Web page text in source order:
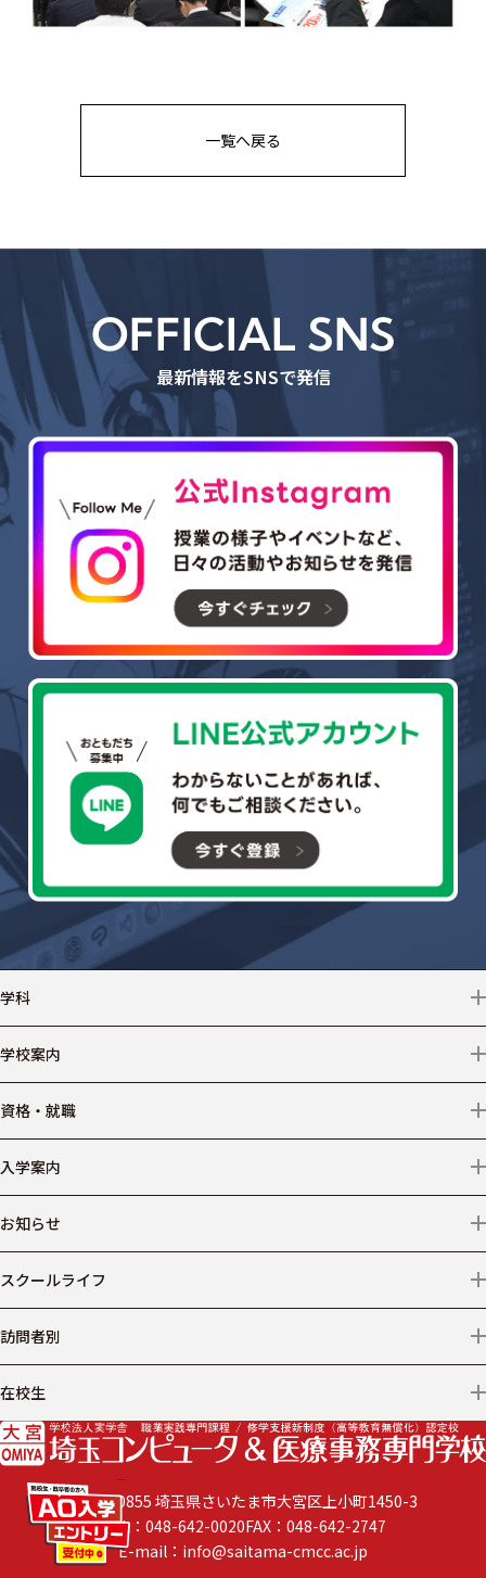
閉じる
一覧へ戻る
OFFICIAL SNS
最新情報をSNSで発信
学科
情報テクノロジー
デザイン
ビジネス
仕事からコースを探す
学校案内
学校情報
情報公開
資格・就職
資格
入学案内
募集学科・コース等
出願について
AO入学
学費以外の諸費用
よくある質問
お知らせ
ニュース
スクールライフ
施設・設備
学生の声
訪問者別
保護者の方へ
社会人・短大・大学生の方へ
企業の採用ご担当者様へ
卒業生の方へ
在校生
遅刻・欠席
〒330-0855 埼玉県さいたま市大宮区上小町1450-3
TEL：048-642-0020FAX：048-642-2747
E-mail：info@saitama-cmcc.ac.jp